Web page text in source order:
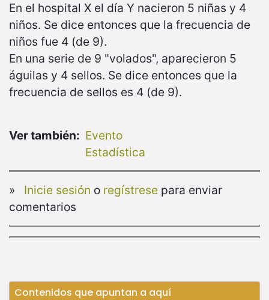
En el hospital X el día Y nacieron 5 niñas y 4
niños. Se dice entonces que la frecuencia de
niños fue 4 (de 9).
En una serie de 9 "volados", aparecieron 5
águilas y 4 sellos. Se dice entonces que la
frecuencia de sellos es 4 (de 9).
Ver también: Evento
Estadística
» Inicie sesión o regístresepara enviar
comentarios
Contenidos que apuntan a aquí